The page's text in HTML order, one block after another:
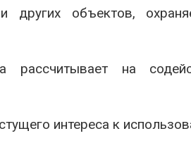
других объектов,
рассчитывает на
интереса к